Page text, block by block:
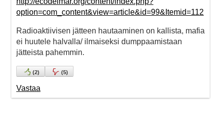
option=com_content&view=article&id=99&Itemid=112
Radioaktiivisen jätteen hautaaminen on kallista, mafia
ei huutele halvalla/ ilmaiseksi dumppaamistaan
jätteista pahemmin.
(2) (5)
Vastaa